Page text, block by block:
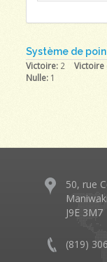
Système de
Victoire: 2
Nulle: 1
50, rue
J9E 3M7
(819)